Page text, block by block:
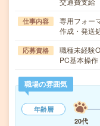
仕事内容
専用フォー
作成・発送
応募資格
職種未経験
PC基本操
職場の雰囲気
年齢層
20代